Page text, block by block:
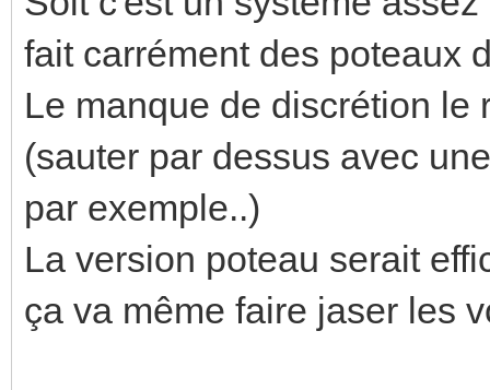
fait carrément des poteaux
Le manque de discrétion le
(sauter par dessus avec
par exemple..)
La version poteau serait
ça va même faire jaser